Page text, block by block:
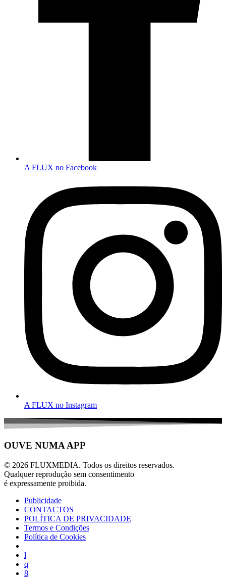
A FLUX no Facebook
A FLUX no Instagram
OUVE NUMA APP
© 2026 FLUXMEDIA. Todos os direitos reservados.
Qualquer reprodução sem consentimento
é expressamente proibida.
Publicidade
CONTACTOS
POLÍTICA DE PRIVACIDADE
Termos e Condições
Política de Cookies